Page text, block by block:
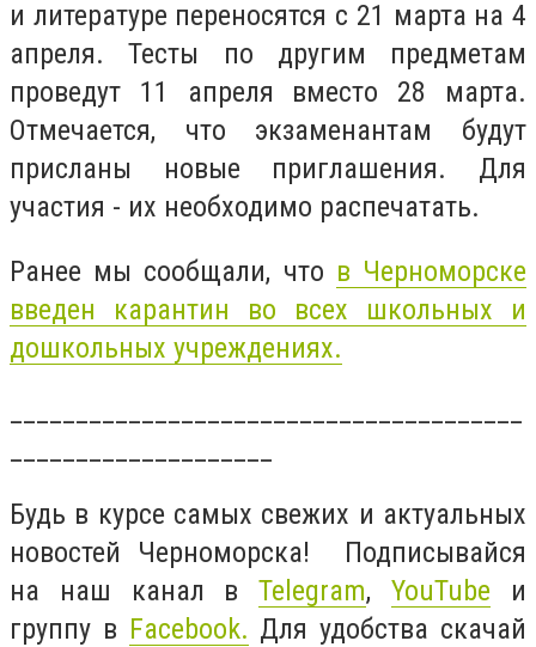
и литературе переносятся с 21 марта на 4
апреля. Тесты по другим предметам
проведут 11 апреля вместо 28 марта.
Отмечается, что экзаменантам будут
присланы новые приглашения. Для
участия - их необходимо распечатать.
Ранее мы сообщали, что в Черноморске
введен карантин во всех школьных и
дошкольных учреждениях.
Будь в курсе самых свежих и актуальных
новостей Черноморска! Подписывайся
на наш канал вTelegram,YouTube и
группу в Facebook. Для удобства скачай